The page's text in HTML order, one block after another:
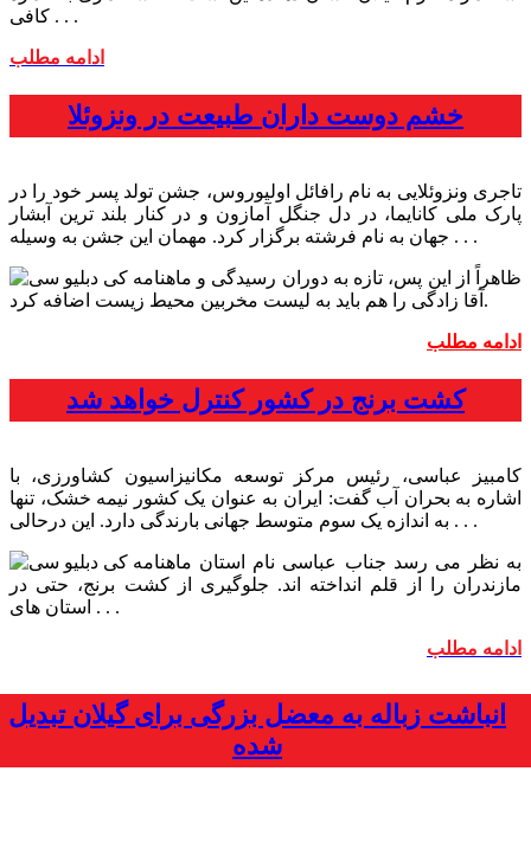
کافی . . .
ادامه مطلب
خشم دوست داران طبیعت در ونزوئلا
تاجری ونزوئلایی به نام رافائل اولیوروس، جشن تولد پسر خود را در
پارک ملی کانایما، در دل جنگل آمازون و در کنار بلند ترین آبشار
جهان به نام فرشته برگزار کرد. مهمان این جشن به وسیله . . .
آقا زادگی را هم باید به لیست مخربین محیط زیست اضافه کرد .
ادامه مطلب
کشت برنج در کشور کنترل خواهد شد
کامبیز عباسی، رئیس مرکز توسعه مکانیزاسیون کشاورزی، با
اشاره به بحران آب گفت: ایران به عنوان یک کشور نیمه خشک، تنها
به اندازه یک سوم متوسط جهانی بارندگی دارد. این درحالی . . .
مازندران را از قلم انداخته اند. جلوگیری از کشت برنج، حتی در
استان های . . .
ادامه مطلب
انباشت زباله به معضل بزرگی برای گیلان تبدیل
شده